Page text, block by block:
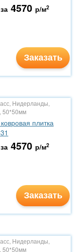
4570 р/м2
Заказать
Нидерланды,
50*50мм
плитка
4570 р/м2
Заказать
Нидерланды,
50*50мм